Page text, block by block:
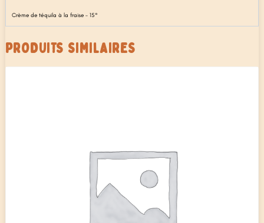
Crème de téquila à la fraise – 15°
PRODUITS SIMILAIRES